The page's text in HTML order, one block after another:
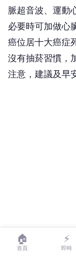
脈超音波、運動
必要時可加做心
癌位居十大癌症
沒有抽菸習慣，
注意，建議及早
🏠
首頁
⚡
即時